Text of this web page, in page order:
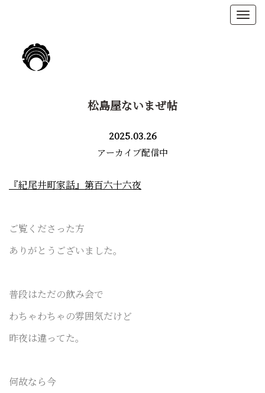
松島屋ないまぜ帖
2025.03.26
アーカイブ配信中
『紀尾井町家話』第百六十六夜
ご覧くださった方
ありがとうございました。
普段はただの飲み会で
わちゃわちゃの雰囲気だけど
昨夜は違ってた。
何故なら今